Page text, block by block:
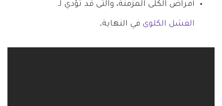
أمراض الكلى المزمنة، والتى قد تؤدي لـ
الفشل الكلوى في النهاية.